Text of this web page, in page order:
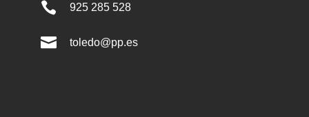
 925 285 528
 toledo@pp.es